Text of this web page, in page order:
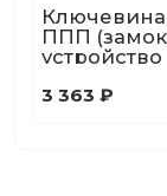
ППП
устройство
3 363₽